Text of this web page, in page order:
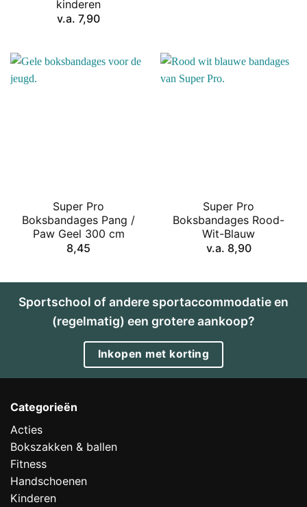
kinderen
v.a. 7,90
Super Pro
Boksbandages Pang /
Paw Geel 300 cm
8,45
Super Pro
Boksbandages Rood-
Wit-Blauw
v.a. 8,90
Sportschool of andere sportaccommodatie en
(regelmatig) een grotere aankoop?
Inkopen met korting
Categorieën
Acties
Bokszakken & ballen
Fitness
Handschoenen
Kinderen